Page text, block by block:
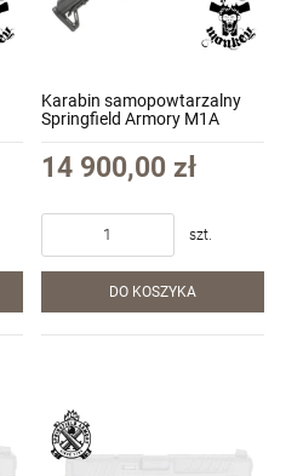
Karabin samopowtarzalny
Springfield Armory M1A
.308Win
14 900,00 zł
szt.
DO KOSZYKA